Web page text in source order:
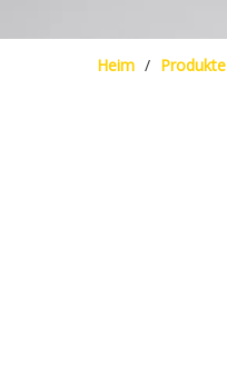
Heim / Produkte